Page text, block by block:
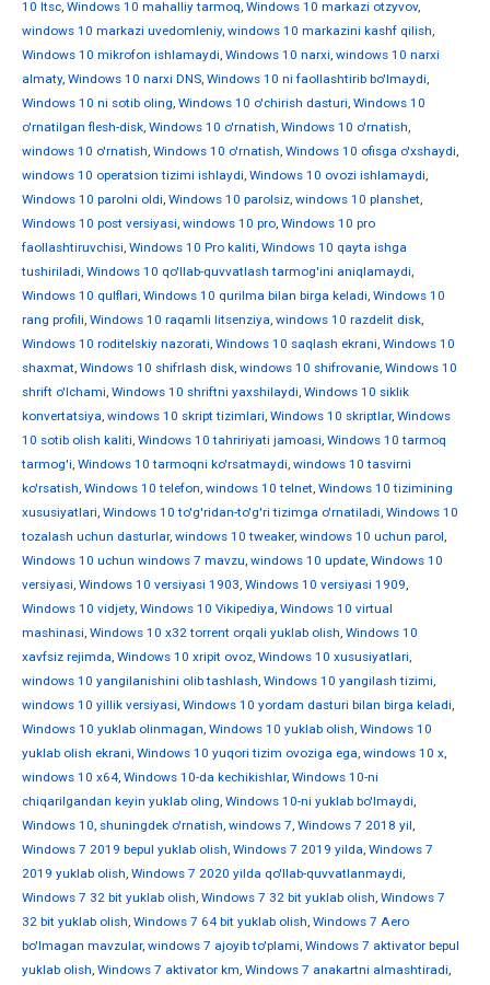
10 ltsc, Windows 10 mahalliy tarmoq, Windows 10 markazi otzyvov,
windows 10 markazi uvedomleniy, windows 10 markazini kashf qilish,
Windows 10 mikrofon ishlamaydi, Windows 10 narxi, windows 10 narxi
almaty, Windows 10 narxi DNS, Windows 10 ni faollashtirib bo'lmaydi,
Windows 10 ni sotib oling, Windows 10 o'chirish dasturi, Windows 10
o'rnatilgan flesh-disk, Windows 10 o'rnatish, Windows 10 o'rnatish,
windows 10 o'rnatish, Windows 10 o'rnatish, Windows 10 ofisga o'xshaydi,
windows 10 operatsion tizimi ishlaydi, Windows 10 ovozi ishlamaydi,
Windows 10 parolni oldi, Windows 10 parolsiz, windows 10 planshet,
Windows 10 post versiyasi, windows 10 pro, Windows 10 pro
faollashtiruvchisi, Windows 10 Pro kaliti, Windows 10 qayta ishga
tushiriladi, Windows 10 qo'llab-quvvatlash tarmog'ini aniqlamaydi,
Windows 10 qulflari, Windows 10 qurilma bilan birga keladi, Windows 10
rang profili, Windows 10 raqamli litsenziya, windows 10 razdelit disk,
Windows 10 roditelskiy nazorati, Windows 10 saqlash ekrani, Windows 10
shaxmat, Windows 10 shifrlash disk, windows 10 shifrovanie, Windows 10
shrift o'lchami, Windows 10 shriftni yaxshilaydi, Windows 10 siklik
konvertatsiya, windows 10 skript tizimlari, Windows 10 skriptlar, Windows
10 sotib olish kaliti, Windows 10 tahririyati jamoasi, Windows 10 tarmoq
tarmog'i, Windows 10 tarmoqni ko'rsatmaydi, windows 10 tasvirni
ko'rsatish, Windows 10 telefon, windows 10 telnet, Windows 10 tizimining
xususiyatlari, Windows 10 to'g'ridan-to'g'ri tizimga o'rnatiladi, Windows 10
tozalash uchun dasturlar, windows 10 tweaker, windows 10 uchun parol,
Windows 10 uchun windows 7 mavzu, windows 10 update, Windows 10
versiyasi, Windows 10 versiyasi 1903, Windows 10 versiyasi 1909,
Windows 10 vidjety, Windows 10 Vikipediya, Windows 10 virtual
mashinasi, Windows 10 x32 torrent orqali yuklab olish, Windows 10
xavfsiz rejimda, Windows 10 xripit ovoz, Windows 10 xususiyatlari,
windows 10 yangilanishini olib tashlash, Windows 10 yangilash tizimi,
windows 10 yillik versiyasi, Windows 10 yordam dasturi bilan birga keladi,
Windows 10 yuklab olinmagan, Windows 10 yuklab olish, Windows 10
yuklab olish ekrani, Windows 10 yuqori tizim ovoziga ega, windows 10 х,
windows 10 х64, Windows 10-da kechikishlar, Windows 10-ni
chiqarilgandan keyin yuklab oling, Windows 10-ni yuklab bo'lmaydi,
Windows 10, shuningdek o'rnatish, windows 7, Windows 7 2018 yil,
Windows 7 2019 bepul yuklab olish, Windows 7 2019 yilda, Windows 7
2019 yuklab olish, Windows 7 2020 yilda qo'llab-quvvatlanmaydi,
Windows 7 32 bit yuklab olish, Windows 7 32 bit yuklab olish, Windows 7
32 bit yuklab olish, Windows 7 64 bit yuklab olish, Windows 7 Aero
bo'lmagan mavzular, windows 7 ajoyib to'plami, Windows 7 aktivator bepul
yuklab olish, Windows 7 aktivator km, Windows 7 anakartni almashtiradi,